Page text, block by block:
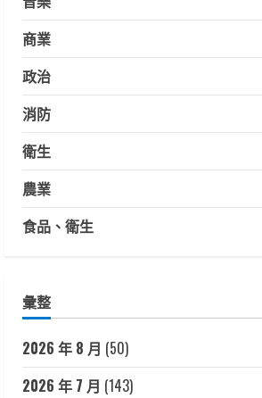
商業
政治
消防
衛生
農業
食品、衛生
彙整
2026 年 8 月 (50)
2026 年 7 月 (143)